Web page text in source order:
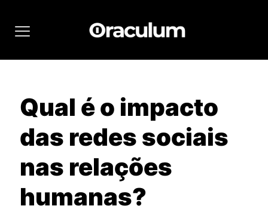
Qual é o impacto
das redes sociais
nas relações
humanas?